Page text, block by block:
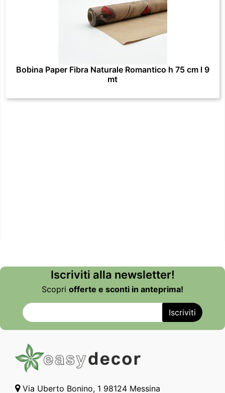
Bobina Paper Fibra Naturale Romantico h 75 cm l 9
mt
Iscriviti alla newsletter!
Scopri offerte e sconti in anteprima!
Via Uberto Bonino, 1 98124 Messina